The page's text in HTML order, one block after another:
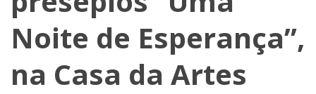
Noite de Esperança”,
na Casa da Artes